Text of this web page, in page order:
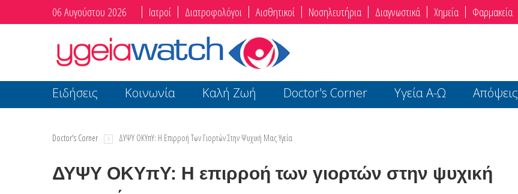
06 Αυγούστου 2026 Ιατροί Διατροφολόγοι Αισθητικοί Νοσηλευτήρια Διαγνωστικά Χημεία Φαρμακεία
Ειδήσεις Κοινωνία Καλή Ζωή Doctor's Corner Υγεία Α-Ω Απόψεις
Doctor's Corner ΔΥΨΥ ΟΚΥπΥ: Η Επιρροή Των Γιορτών Στην Ψυχική Μας Υγεία
ΔΥΨΥ ΟΚΥπΥ: Η επιρροή των γιορτών στην ψυχική